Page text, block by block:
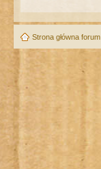
Strona główna forum